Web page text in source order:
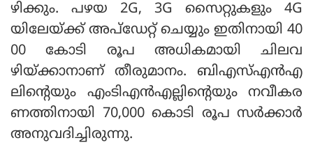
ഴിക്കും. പഴയ 2G, 3G സൈറ്റുകളും 4G
യിലേയ്ക്ക് അപ്ഡേറ്റ് ചെയ്യും ഇതിനായി 40
00 കോടി രൂപ അധികമായി ചിലവ
ഴിയ്ക്കാനാണ് തീരുമാനം. ബിഎസ്എൻഎ
ലിന്റെയും എംടിഎൻഎല്ലിന്റെയും നവീകര
ണത്തിനായി 70,000 കൊടി രൂപ സർക്കാർ
അനുവദിച്ചിരുന്നു.